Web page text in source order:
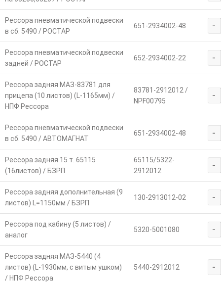
Рессора пневматической подвески
в сб. 5490 / РОСТАР
651-2934002-48 -
Рессора пневматической подвески
задней / РОСТАР
652-2934002-22 -
Рессора задняя МАЗ-83781 для
прицепа (10 листов) (L-1165мм) /
НПФ Рессора
83781-2912012 /
NPF00795
-
Рессора пневматической подвески
в сб. 5490 / АВТОМАГНАТ
651-2934002-48 -
Рессора задняя 15 т. 65115
(16листов) / БЗРП
65115/5322-
2912012
-
Рессора задняя дополнительная (9
листов) L=1150мм / БЗРП
130-2913012-02 -
Рессора под кабину (5 листов) /
аналог
5320-5001080 -
Рессора задняя МАЗ-5440 (4
листов) (L-1930мм, с витым ушком)
/ НПФ Рессора
5440-2912012 -